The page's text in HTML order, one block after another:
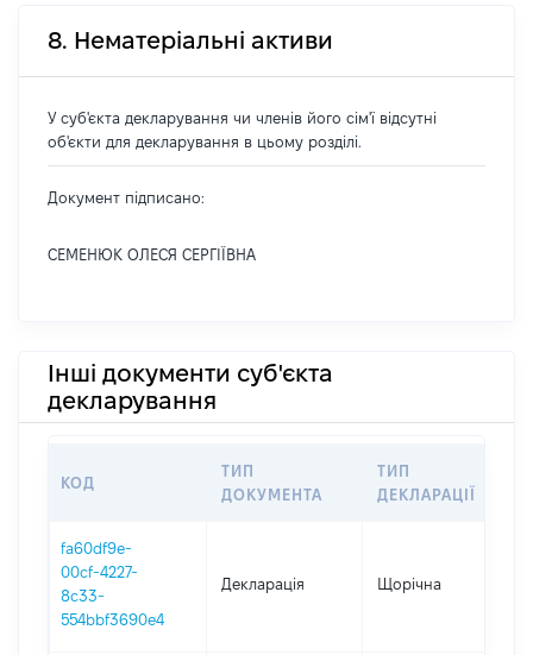
8. Нематеріальні активи
У суб'єкта декларування чи членів його сім'ї відсутні
об'єкти для декларування в цьому розділі.
Документ підписано:
СЕМЕНЮК ОЛЕСЯ СЕРГІЇВНА
Інші документи суб'єкта
декларування
КОД
ТИП
ДОКУМЕНТА
ТИП
ДЕКЛАРАЦІЇ
fa60df9e-
00cf-4227-
8c33-
554bbf3690e4
Декларація Щорічна